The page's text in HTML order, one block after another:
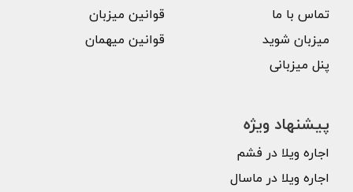
تماس با ما
میزبان شوید
پنل میزبانی
قوانین میزبان
قوانین میهمان
پیشنهاد ویژه
اجاره ویلا در فشم
اجاره ویلا در ماسال